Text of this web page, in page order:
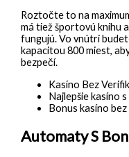
Roztočte to na
má tiež športovú knihu
fungujú. Vo vnútri
kapacitou 800 miest,
bezpečí.
Kasíno Bez
Najlepšie kasíno
Bonus kasíno
Automaty S